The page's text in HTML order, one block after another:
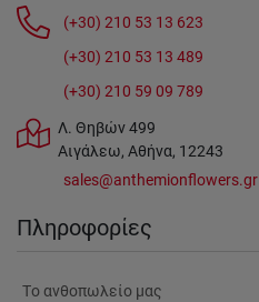
(+30) 210 53 13 623
(+30) 210 53 13 489
(+30) 210 59 09 789
Λ. Θηβών 499
Αιγάλεω, Αθήνα, 12243
sales@anthemionflowers.gr
Πληροφορίες
Tο ανθοπωλείο μας